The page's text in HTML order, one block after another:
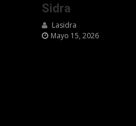
Sidra
Lasidra
Mayo 15, 2026